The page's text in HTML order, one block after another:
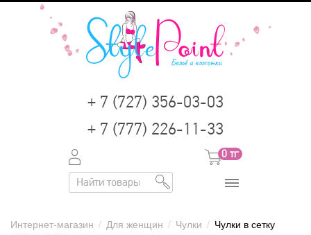
+ 7 (727) 356-03-03
+ 7 (777) 226-11-33
0 тг
Интернет-магазин / Для женщин / Чулки / Чулки в сетку